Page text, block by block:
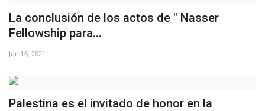
Inicio
Foro Internacional Nasser
Contacto
Egipto
La conclusión de los actos de " Nasser
Fellowship para...
Jun 16, 2021
Palestina es el invitado de honor en la